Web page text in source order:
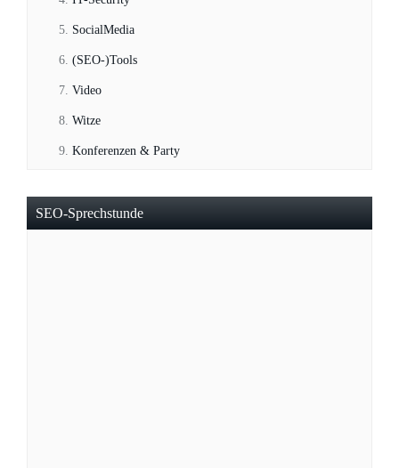
SocialMedia
(SEO-)Tools
Video
Witze
Konferenzen & Party
SEO-Sprechstunde